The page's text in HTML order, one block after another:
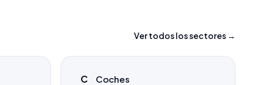
Ver todos los sectores →
C Coches